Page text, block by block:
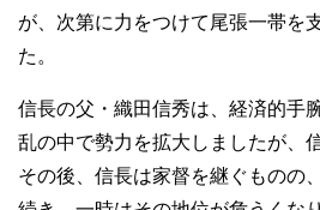
が、次第に力をつけて尾張一帯を
た。
信長の父・織田信秀は、経済的手
乱の中で勢力を拡大しましたが、
その後、信長は家督を継ぐものの